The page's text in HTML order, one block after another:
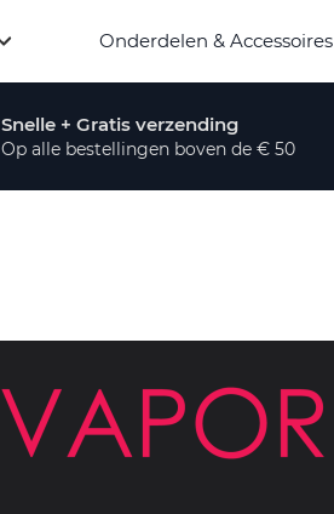
Onderdelen & Accessoires
Snelle + Gratis verzending
Op alle bestellingen boven de € 50